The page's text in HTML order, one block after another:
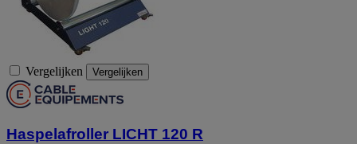
Vergelijken Vergelijken
Haspelafroller LICHT 120 R